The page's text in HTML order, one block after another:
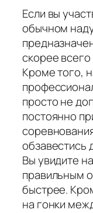
Если вы
обычном
скорее
Кроме того,
просто не
постоянно
обзавестись
Вы увидите
правильным
быстрее.
на гонки